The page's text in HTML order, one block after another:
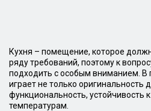
Кухня – помещение, которое
ряду требований, поэтому к
подходить с особым вниманием. В
играет не только оригинальность
функциональность,
температурам.